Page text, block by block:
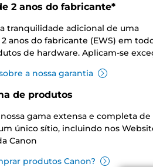
2 anos do fabricante*
tranquilidade adicional de uma
anos do fabricante (EWS) em
de hardware. Aplicam-se
a nossa garantia
de produtos
gama extensa e completa de
único sítio, incluindo nos
Canon
produtos Canon?